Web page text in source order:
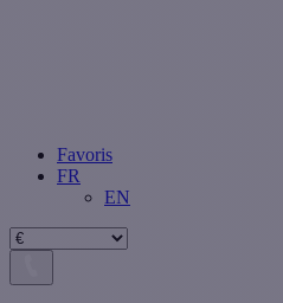
Favoris
FR
EN